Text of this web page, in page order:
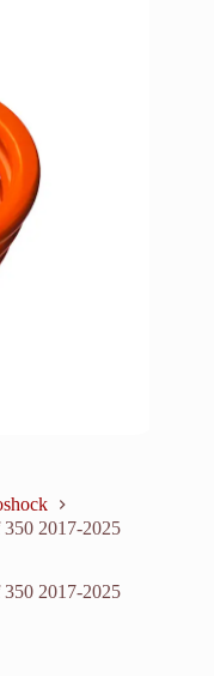
2017-2025
2017-2025